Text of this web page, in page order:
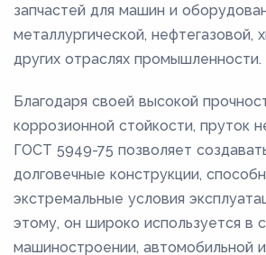
запчастей для машин и
металлургической, нефтегазовой,
других отраслях промышленности.
Благодаря своей высокой
коррозионной стойкости, пруток
ГОСТ 5949-75 позволяет
долговечные конструкции,
экстремальные условия
этому, он широко используется в
машиностроении, автомобильной